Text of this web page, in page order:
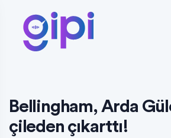
Bellingham, Arda
çileden çıkarttı!